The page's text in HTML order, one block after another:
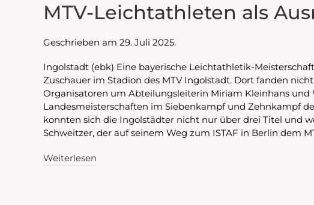
MTV-Leichtathleten als
Geschrieben am 29. Juli 2025.
Ingolstadt (ebk) Eine bayerische Leichtathletik-
Zuschauer im Stadion des MTV Ingolstadt. Dort fanden
Organisatoren um Abteilungsleiterin Miriam Kleinhans
Landesmeisterschaften im Siebenkampf und Zehnkampf
konnten sich die Ingolstädter nicht nur über drei Titel und
Schweitzer, der auf seinem Weg zum ISTAF in Berlin dem
Weiterlesen